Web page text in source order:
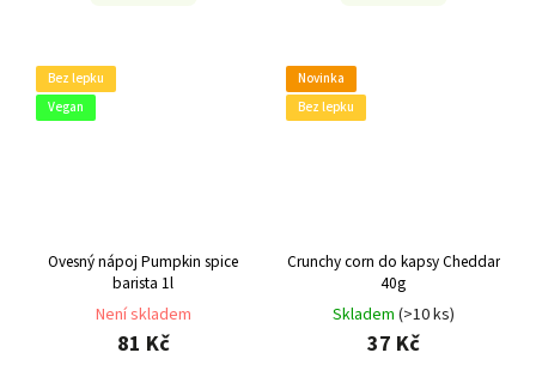
Bez lepku
Vegan
Ovesný nápoj Pumpkin spice
barista 1l
Není skladem
81 Kč
Novinka
Bez lepku
Crunchy corn do kapsy Cheddar
40g
Skladem (>10 ks)
37 Kč